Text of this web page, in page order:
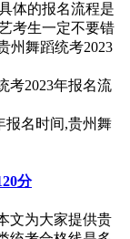
体的报名流程是
考生一定不要错
州舞蹈统考2023
报名时间,贵州舞
分
文为大家提供贵